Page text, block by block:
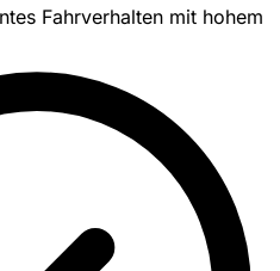
Fahrverhalten mit hohem